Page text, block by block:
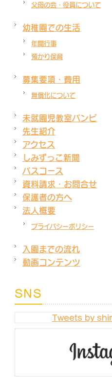
父母の会・役員について
幼稚園での生活
年間行事
預かり保育
募集要項・費用
無償化について
未就園児教室バンビ
先生紹介
アクセス
しみずっこ新聞
バスコース
資料請求・お問合せ
保護者の方へ
法人概要
プライバシーポリシー
入園までの流れ
動画コンテンツ
SNS
Tweets by